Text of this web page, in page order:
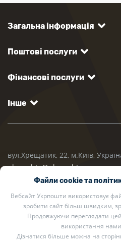
Загальна інформація
Поштові послуги
Фінансові послуги
Інше
вул.Хрещатик, 22, м.Київ,
ukrposhta@ukrposhta.ua
Файли cookie та
Вебсайт Укрпошти використовує
зробити сайт більш швидким,
Продовжуючи переглядати
використання
Дізнатися більше можна на